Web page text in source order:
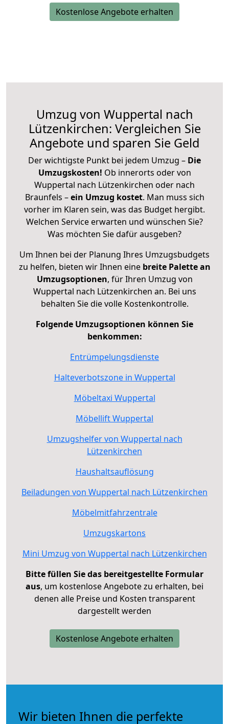
Kostenlose Angebote erhalten
Umzug von Wuppertal nach
Lützenkirchen: Vergleichen Sie
Angebote und sparen Sie Geld
Der wichtigste Punkt bei jedem Umzug – Die
Umzugskosten! Ob innerorts oder von
Wuppertal nach Lützenkirchen oder nach
Braunfels –ein Umzug kostet. Man muss sich
vorher im Klaren sein, was das Budget hergibt.
Welchen Service erwarten und wünschen Sie?
Was möchten Sie dafür ausgeben?
Um Ihnen bei der Planung Ihres Umzugsbudgets
zu helfen, bieten wir Ihnen eine breite Palette an
Umzugsoptionen, für Ihren Umzug von
Wuppertal nach Lützenkirchen an. Bei uns
behalten Sie die volle Kostenkontrolle.
Folgende Umzugsoptionen können Sie
benkommen:
Entrümpelungsdienste
Halteverbotszone in Wuppertal
Möbeltaxi Wuppertal
Möbellift Wuppertal
Umzugshelfer von Wuppertal nach
Lützenkirchen
Haushaltsauflösung
Beiladungen von Wuppertal nach Lützenkirchen
Möbelmitfahrzentrale
Umzugskartons
Mini Umzug von Wuppertal nach Lützenkirchen
Bitte füllen Sie das bereitgestellte Formular
aus, um kostenlose Angebote zu erhalten, bei
denen alle Preise und Kosten transparent
dargestellt werden
Kostenlose Angebote erhalten
Wir bieten Ihnen die perfekte